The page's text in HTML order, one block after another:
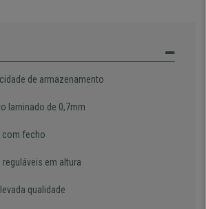
de armazenamento
laminado de 0,7mm
com fecho
reguláveis em altura
qualidade